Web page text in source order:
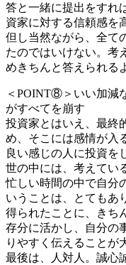
答と一緒に提出をすれ
資家に対する信頼感を
但し当然ながら、全て
たのではいけない。考
めきちんと答えられる
＜POINT⑧＞いい加減
がすべてを崩す
投資家とはいえ、最終
め、そこには感情が入
良い感じの人に投資を
世の中には、考えてい
忙しい時間の中で自分
いうことは、とてもあ
得られたことに、きち
存分に活かし、自分の
りやすく伝えることが
最後は、人対人。誠心